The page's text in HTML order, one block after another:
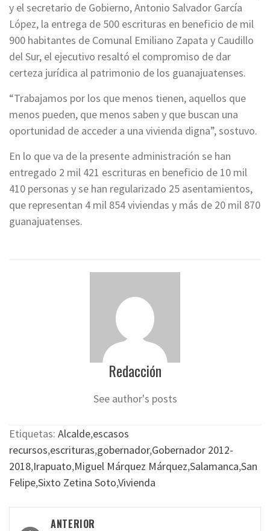
y el secretario de Gobierno, Antonio Salvador García
López, la entrega de 500 escrituras en beneficio de mil
900 habitantes de Comunal Emiliano Zapata y Caudillo
del Sur, el ejecutivo resaltó el compromiso de dar
certeza jurídica al patrimonio de los guanajuatenses.
“Trabajamos por los que menos tienen, aquellos que
menos pueden, que menos saben y que buscan una
oportunidad de acceder a una vivienda digna”, sostuvo.
En lo que va de la presente administración se han
entregado 2 mil 421 escrituras en beneficio de 10 mil
410 personas y se han regularizado 25 asentamientos,
que representan 4 mil 854 viviendas y más de 20 mil 870
guanajuatenses.
Redacción
See author's posts
Etiquetas: Alcalde,escasos
recursos,escrituras,gobernador,Gobernador 2012-
2018,Irapuato,Miguel Márquez Márquez,Salamanca,San
Felipe,Sixto Zetina Soto,Vivienda
Navegación
ANTERIOR